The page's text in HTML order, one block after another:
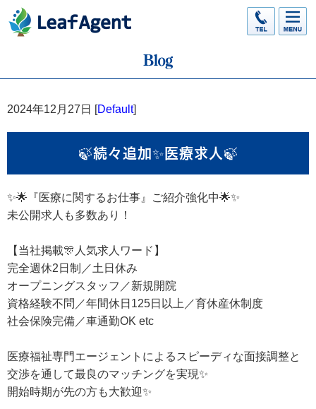
2024年12月27日 [Default]
🍃続々追加✨医療求人🍃
✨🌟『医療に関するお仕事』ご紹介強化中🌟✨
未公開求人も多数あり！
【当社掲載🎊人気求人ワード】
完全週休2日制／土日休み
オープニングスタッフ／新規開院
資格経験不問／年間休日125日以上／育休産休制度
社会保険完備／車通勤OK etc
医療福祉専門エージェントによるスピーディな面接調整と
交渉を通して最良のマッチングを実現✨
開始時期が先の方も大歓迎✨